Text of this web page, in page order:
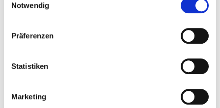
Notwendig
Präferenzen
Statistiken
Marketing